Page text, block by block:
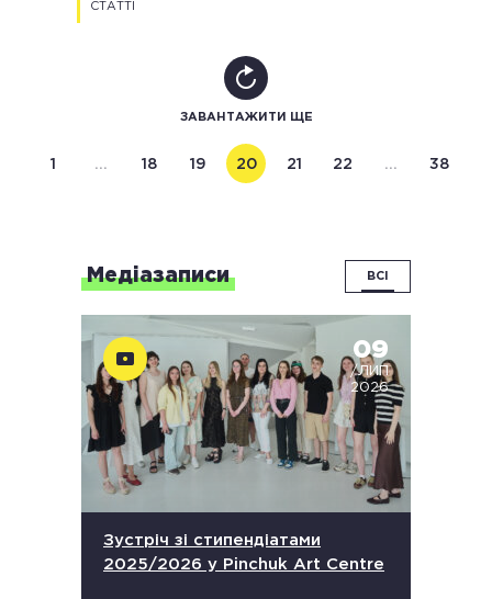
СТАТТІ
ЗАВАНТАЖИТИ ЩЕ
1 … 18 19 20 21 22 … 38
Медіазаписи ВСІ
09
/ЛИП
2026
Зустріч зі стипендіатами
2025/2026 у Pinchuk Art Centre